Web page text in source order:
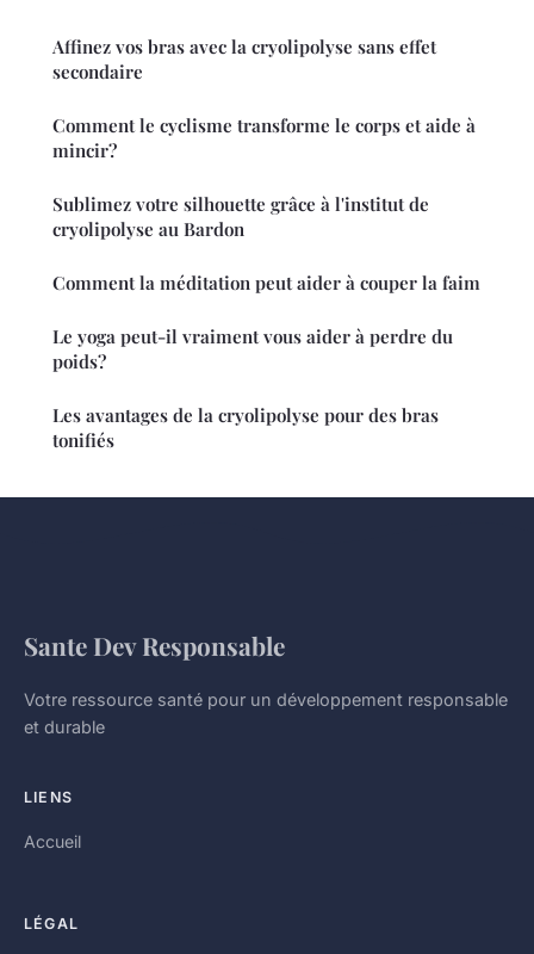
Affinez vos bras avec la cryolipolyse sans effet
secondaire
Comment le cyclisme transforme le corps et aide à
mincir?
Sublimez votre silhouette grâce à l'institut de
cryolipolyse au Bardon
Comment la méditation peut aider à couper la faim
Le yoga peut-il vraiment vous aider à perdre du
poids?
Les avantages de la cryolipolyse pour des bras
tonifiés
Sante Dev Responsable
Votre ressource santé pour un développement responsable
et durable
LIENS
Accueil
LÉGAL